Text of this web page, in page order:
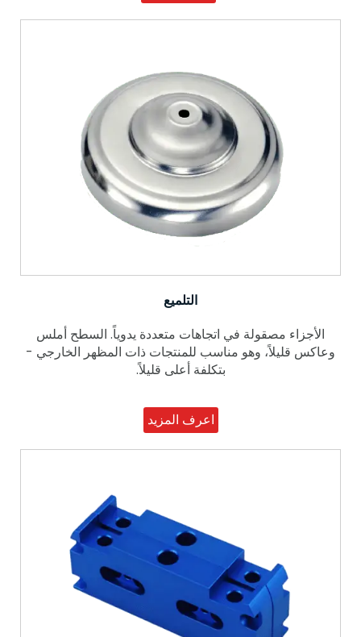
التلميع
الأجزاء مصقولة في اتجاهات متعددة يدوياً. السطح أملس
وعاكس قليلاً، وهو مناسب للمنتجات ذات المظهر الخارجي -
بتكلفة أعلى قليلاً.
اعرف المزيد